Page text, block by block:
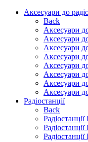
Аксесуари до
Back
Аксесуари
Аксесуари
Аксесуари
Аксесуари
Аксесуари
Аксесуари
Аксесуари
Аксесуари
Радіостанції
Back